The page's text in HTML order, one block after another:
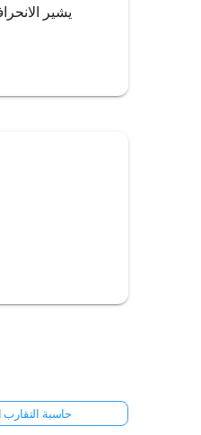
يشير
حاسبة التقارب